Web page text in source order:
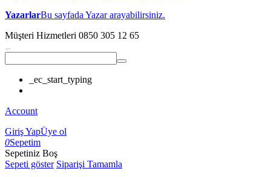
YazarlarBu sayfada Yazar arayabilirsiniz.
Müşteri Hizmetleri 0850 305 12 65
_ec_start_typing
Account
Giriş YapÜye ol
0Sepetim
Sepetiniz Boş
Sepeti göster Siparişi Tamamla